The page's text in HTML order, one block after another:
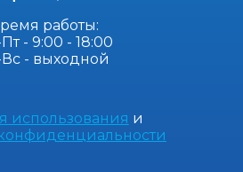
работы:
- 9:00 - 18:00
- выходной
использования и